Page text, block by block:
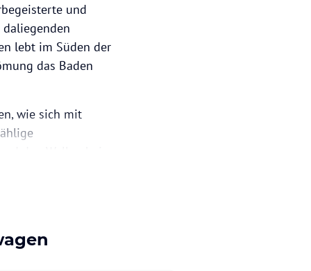
und
lebt im Süden der
das Baden
wie sich mit
satte Grün bis in
und Restaurants